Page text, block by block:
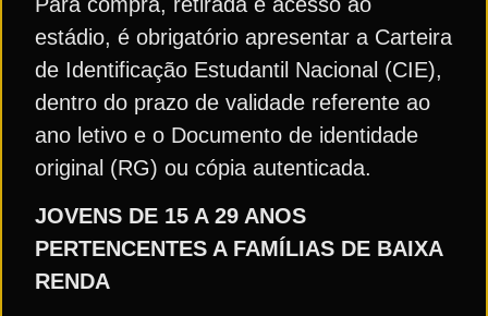
estádio, é obrigatório apresentar a Carteira
de Identificação Estudantil Nacional (CIE),
dentro do prazo de validade referente ao
ano letivo e o Documento de identidade
original (RG) ou cópia autenticada.
JOVENS DE 15 A 29 ANOS
PERTENCENTES A FAMÍLIAS DE BAIXA
RENDA